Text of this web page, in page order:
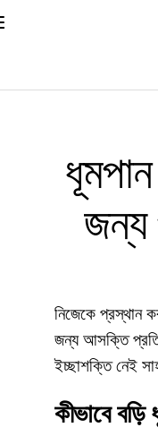
জন্য
নিজেকে প্রস্থান
জন্য আসক্তি
ইচ্ছাশক্তি নেই
কীভাবে